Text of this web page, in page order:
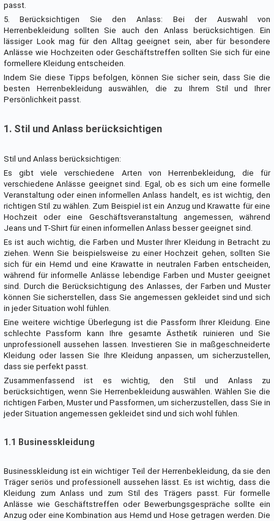
passt.
5. Berücksichtigen Sie den Anlass: Bei der Auswahl von
Herrenbekleidung sollten Sie auch den Anlass berücksichtigen. Ein
lässiger Look mag für den Alltag geeignet sein, aber für besondere
Anlässe wie Hochzeiten oder Geschäftstreffen sollten Sie sich für eine
formellere Kleidung entscheiden.
Indem Sie diese Tipps befolgen, können Sie sicher sein, dass Sie die
besten Herrenbekleidung auswählen, die zu Ihrem Stil und Ihrer
Persönlichkeit passt.
1. Stil und Anlass berücksichtigen
Stil und Anlass berücksichtigen:
Es gibt viele verschiedene Arten von Herrenbekleidung, die für
verschiedene Anlässe geeignet sind. Egal, ob es sich um eine formelle
Veranstaltung oder einen informellen Anlass handelt, es ist wichtig, den
richtigen Stil zu wählen. Zum Beispiel ist ein Anzug und Krawatte für eine
Hochzeit oder eine Geschäftsveranstaltung angemessen, während
Jeans und T-Shirt für einen informellen Anlass besser geeignet sind.
Es ist auch wichtig, die Farben und Muster Ihrer Kleidung in Betracht zu
ziehen. Wenn Sie beispielsweise zu einer Hochzeit gehen, sollten Sie
sich für ein Hemd und eine Krawatte in neutralen Farben entscheiden,
während für informelle Anlässe lebendige Farben und Muster geeignet
sind. Durch die Berücksichtigung des Anlasses, der Farben und Muster
können Sie sicherstellen, dass Sie angemessen gekleidet sind und sich
in jeder Situation wohl fühlen.
Eine weitere wichtige Überlegung ist die Passform Ihrer Kleidung. Eine
schlechte Passform kann Ihre gesamte Ästhetik ruinieren und Sie
unprofessionell aussehen lassen. Investieren Sie in maßgeschneiderte
Kleidung oder lassen Sie Ihre Kleidung anpassen, um sicherzustellen,
dass sie perfekt passt.
Zusammenfassend ist es wichtig, den Stil und Anlass zu
berücksichtigen, wenn Sie Herrenbekleidung auswählen. Wählen Sie die
richtigen Farben, Muster und Passformen, um sicherzustellen, dass Sie in
jeder Situation angemessen gekleidet sind und sich wohl fühlen.
1.1 Businesskleidung
Businesskleidung ist ein wichtiger Teil der Herrenbekleidung, da sie den
Träger seriös und professionell aussehen lässt. Es ist wichtig, dass die
Kleidung zum Anlass und zum Stil des Trägers passt. Für formelle
Anlässe wie Geschäftstreffen oder Bewerbungsgespräche sollte ein
Anzug oder eine Kombination aus Hemd und Hose getragen werden. Die